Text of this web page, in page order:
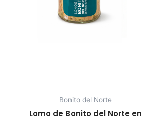
Bonito del Norte
Lomo de Bonito del Norte en